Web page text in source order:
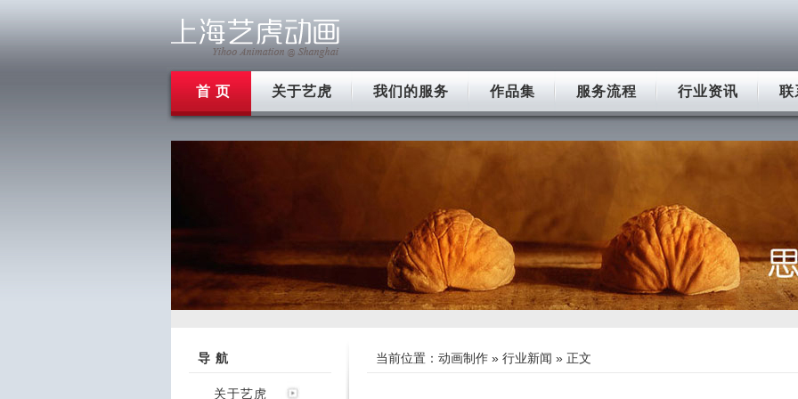
首 页 关于艺虎 我们的服务 作品集 服务流程 行业资讯 联
导 航
关于艺虎
当前位置： 动画制作 » 行业新闻 » 正文